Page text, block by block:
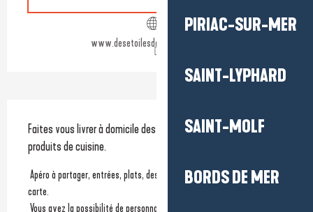
PIRIAC-SUR-MER
SAINT-LYPHARD
SAINT-MOLF
BORDS DE MER
www.desetoilesdansmacocotte.com
Description
Faites vous livrer à domicile des plats fait maison avec des
produits de cuisine.
carte.
Vous avez la possibilité de personnaliser le menu pour vos événements.